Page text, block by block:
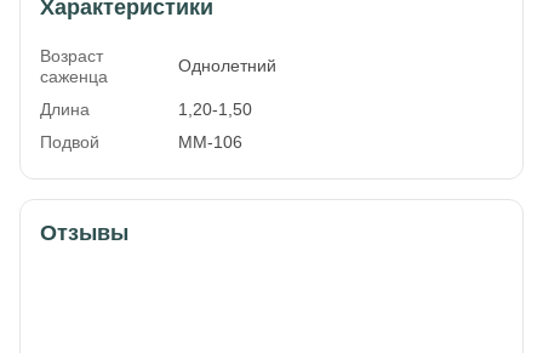
Характеристики
Возраст
саженца
Однолетний
Длина
1,20-1,50
Подвой
ММ-106
Отзывы